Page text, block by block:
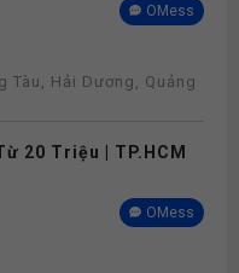
OMess
Tàu, Hải Dương, Quảng
20 Triệu | TP.HCM
OMess